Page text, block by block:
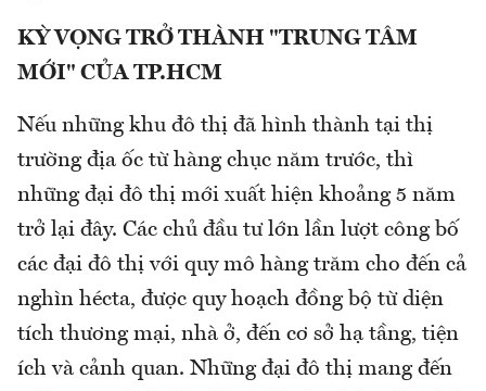
KỲ VỌNG TRỞ THÀNH "TRUNG TÂM
MỚI" CỦA TP.HCM
Nếu những khu đô thị đã hình thành tại thị
trường địa ốc từ hàng chục năm trước, thì
những đại đô thị mới xuất hiện khoảng 5 năm
trở lại đây. Các chủ đầu tư lớn lần lượt công bố
các đại đô thị với quy mô hàng trăm cho đến cả
nghìn hécta, được quy hoạch đồng bộ từ diện
tích thương mại, nhà ở, đến cơ sở hạ tầng, tiện
ích và cảnh quan. Những đại đô thị mang đến